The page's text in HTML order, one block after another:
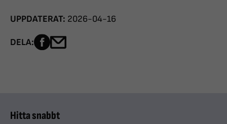
UPPDATERAT: 2026-04-16
DELA: Dela sidan på Facebook
Hitta snabbt